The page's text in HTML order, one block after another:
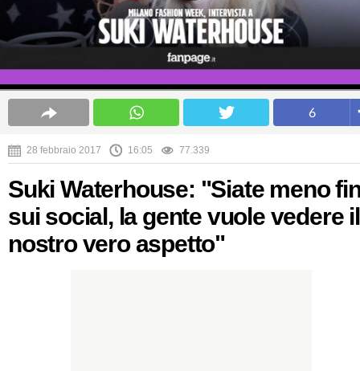
6
28 febbraio 2017 16:05 77.339
Suki Waterhouse: "Siate meno
sui social, la gente vuole vedere il
nostro vero aspetto"